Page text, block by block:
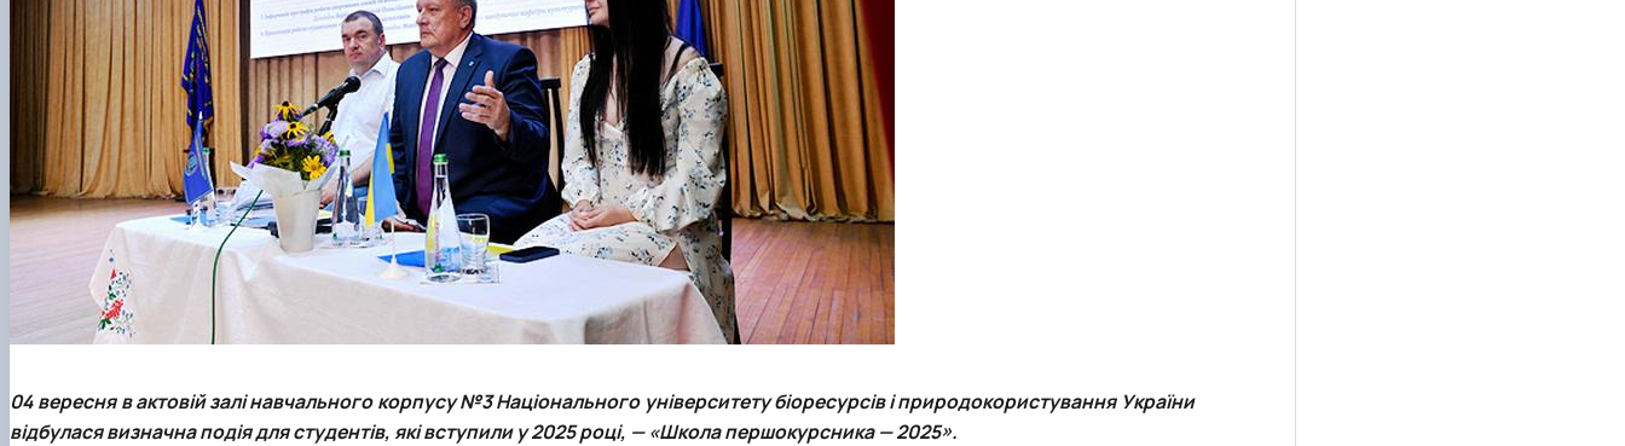
04 вересня в актовій залі навчального корпусу №3 Національного університету біоресурсів і природокористування України
відбулася визначна подія для студентів, які вступили у 2025 році, — «Школа першокурсника — 2025».